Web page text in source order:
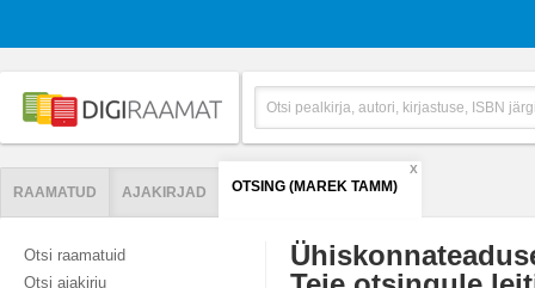
RAAMATUD AJAKIRJAD OTSING (MAREK TAMM)
X
Otsi raamatuid
Otsi ajakirju